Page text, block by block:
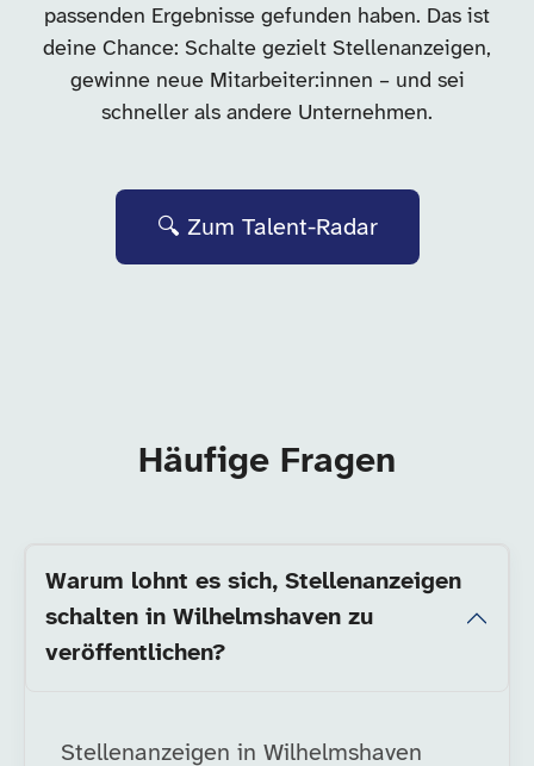
passenden Ergebnisse gefunden haben. Das ist
deine Chance: Schalte gezielt Stellenanzeigen,
gewinne neue Mitarbeiter:innen – und sei
schneller als andere Unternehmen.
🔍 Zum Talent-Radar
Häufige Fragen
Warum lohnt es sich, Stellenanzeigen
schalten in Wilhelmshaven zu
veröffentlichen?
Stellenanzeigen in Wilhelmshaven